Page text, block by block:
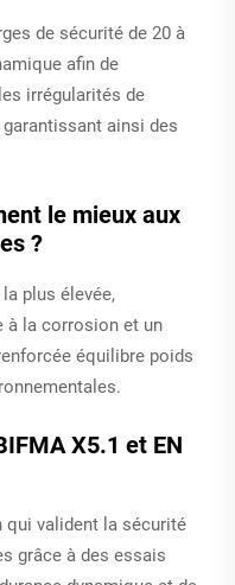
de sécurité de 20 à
afin de
irrégularités de
ainsi des
le mieux aux
?
plus élevée,
à la corrosion et un
équilibre poids
X5.1 et EN
qui valident la sécurité
grâce à des essais